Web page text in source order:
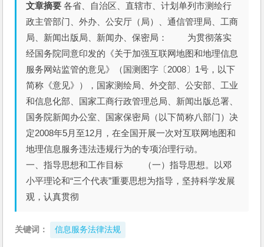
文章摘要 各省、自治区、直辖市、计划单列市测绘行
政主管部门、外办、公安厅（局）、通信管理局、工商
局、新闻出版局、新闻办、保密局： 为贯彻落实
经国务院同意印发的《关于加强互联网地图和地理信息
服务网站监管的意见》（国测图字〔2008〕1号，以下
简称《意见》），国家测绘局、外交部、公安部、工业
和信息化部、国家工商行政管理总局、新闻出版总署、
国务院新闻办公室、国家保密局（以下简称八部门）决
定2008年5月至12月，在全国开展一次对互联网地图和
地理信息服务违法违规行为的专项治理行动。
一、指导思想和工作目标 （一）指导思想。以邓
小平理论和“三个代表”重要思想为指导，坚持科学发展
观，认真贯彻
关键词： 信息服务法律法规